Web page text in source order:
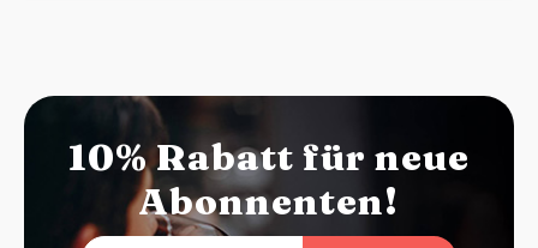
Idealer Versandkarton: 21 Flaschen
10% Rabatt für neue
Abonnenten!